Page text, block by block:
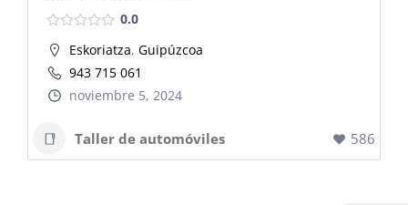
0.0
Eskoriatza, Guipúzcoa
943 715 061
noviembre 5, 2024
Taller de automóviles 586